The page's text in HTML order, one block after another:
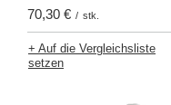
70,30 € / stk.
+ Auf die Vergleichsliste
setzen